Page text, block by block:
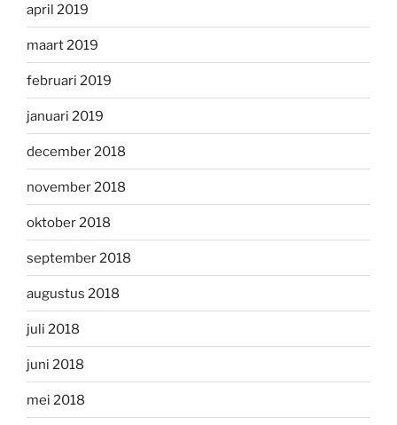
april 2019
maart 2019
februari 2019
januari 2019
december 2018
november 2018
oktober 2018
september 2018
augustus 2018
juli 2018
juni 2018
mei 2018